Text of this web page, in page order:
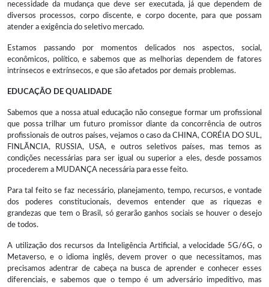
necessidade da mudança que deve ser executada, já que dependem de
diversos processos, corpo discente, e corpo docente, para que possam
atender a exigência do seletivo mercado.
Estamos passando por momentos delicados nos aspectos, social,
econômicos, político, e sabemos que as melhorias dependem de fatores
intrínsecos e extrínsecos, e que são afetados por demais problemas.
EDUCAÇÃO DE QUALIDADE
Sabemos que a nossa atual educação não consegue formar um profissional
que possa trilhar um futuro promissor diante da concorrência de outros
profissionais de outros países, vejamos o caso da CHINA, CORÉIA DO SUL,
FINLÃNCIA, RUSSIA, USA, e outros seletivos países, mas temos as
condições necessárias para ser igual ou superior a eles, desde possamos
procederem a MUDANÇA necessária para esse feito.
Para tal feito se faz necessário, planejamento, tempo, recursos, e vontade
dos poderes constitucionais, devemos entender que as riquezas e
grandezas que tem o Brasil, só gerarão ganhos sociais se houver o desejo
de todos.
A utilização dos recursos da Inteligência Artificial, a velocidade 5G/6G, o
Metaverso, e o idioma inglês, devem prover o que necessitamos, mas
precisamos adentrar de cabeça na busca de aprender e conhecer esses
diferenciais, e sabemos que o tempo é um adversário impeditivo, mas